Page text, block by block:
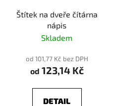
Štítek na dveře čítárna
nápis
Skladem
od 101,77 Kč bez DPH
od 123,14 Kč
DETAIL